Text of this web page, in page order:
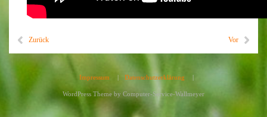
Zurück Vor
Impressum | Datenschutzerklärung |
WordPress Theme by Computer-Service-Wallmeyer